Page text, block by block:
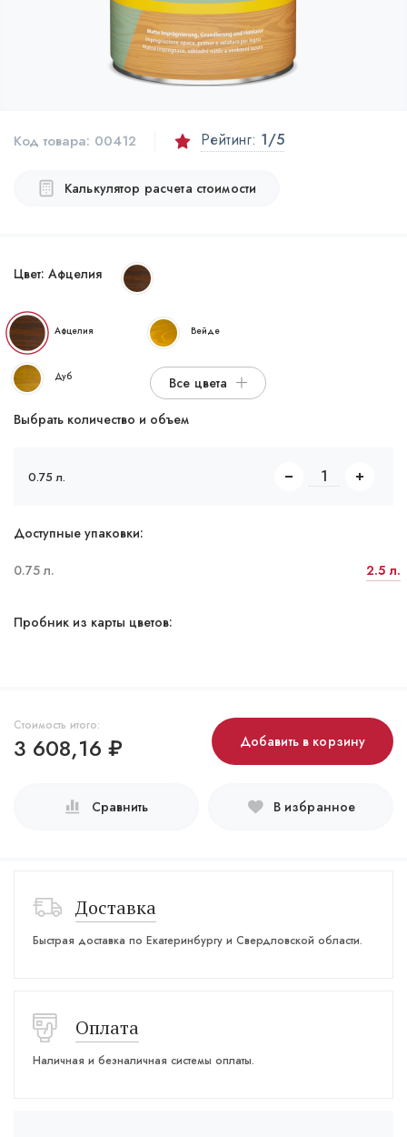
Код товара: 00412 Рейтинг: 1/5
Калькулятор расчета стоимости
Цвет: Афцелия
Афцелия Вейде
Дуб
Все цвета
Выбрать количество и объем
0.75 л.
Доступные упаковки:
0.75 л. 2.5 л.
Пробник из карты цветов:
Стоимость итого:
3 608,16 ₽ Добавить в корзину
Сравнить В избранное
Доставка
Быстрая доставка по Екатеринбургу и Свердловской области.
Оплата
Наличная и безналичная системы оплаты.